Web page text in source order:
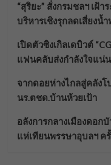
“สุริยะ” สั่งกรมชลฯ เฝ้
บริหารเชิงรุกลดเสี่ยงน้ำ
เปิดตัวซิงเกิลเดบิวต์
แฟนคลับส่งกำลังใจแน่
จากดอยห่างไกลสู่คลัง
นร.ตชด.บ้านห้วยเป้า
อลังการกลางเมืองดอก
แห่เทียนพรรษาอุบลฯ ค